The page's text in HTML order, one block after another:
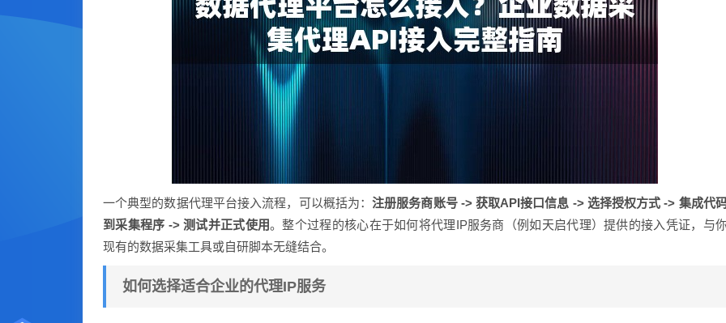
一个典型的数据代理平台接入流程，可以概括为：注册服务商账号 -> 获取API接口信息 -> 选择授权方式 -> 集成代
到采集程序 -> 测试并正式使用。整个过程的核心在于如何将代理IP服务商（例如天启代理）提供的接入凭证，与
现有的数据采集工具或自研脚本无缝结合。
如何选择适合企业的代理IP服务